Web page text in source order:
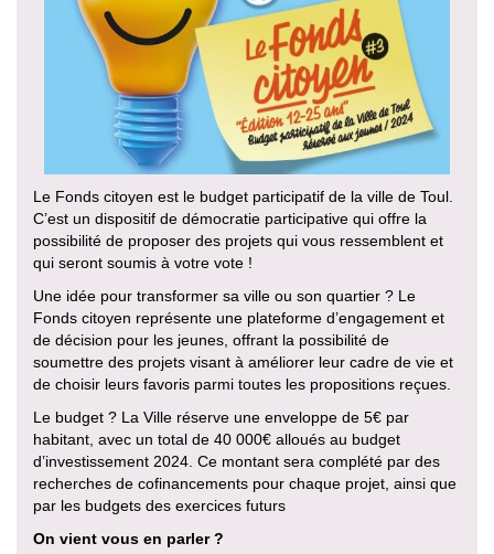
Le Fonds citoyen est le budget participatif de la ville de Toul.
C’est un dispositif de démocratie participative qui offre la
possibilité de proposer des projets qui vous ressemblent et
qui seront soumis à votre vote !
Une idée pour transformer sa ville ou son quartier ? Le
Fonds citoyen représente une plateforme d’engagement et
de décision pour les jeunes, offrant la possibilité de
soumettre des projets visant à améliorer leur cadre de vie et
de choisir leurs favoris parmi toutes les propositions reçues.
Le budget ? La Ville réserve une enveloppe de 5€ par
habitant, avec un total de 40 000€ alloués au budget
d’investissement 2024. Ce montant sera complété par des
recherches de cofinancements pour chaque projet, ainsi que
par les budgets des exercices futurs
On vient vous en parler ?